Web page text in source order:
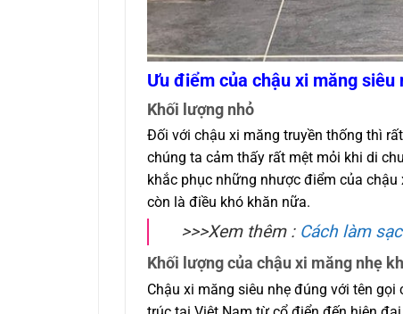
Ưu điểm của chậu xi măng siêu
Khối lượng nhỏ
Đối với chậu xi măng truyền thống thì
chúng ta cảm thấy rất mệt mỏi khi di
khắc phục những nhược điểm của
còn là điều khó khăn nữa.
>>>Xem thêm : Cách làm
Khối lượng của chậu xi măng nhẹ
Chậu xi măng siêu nhẹ đúng với tên